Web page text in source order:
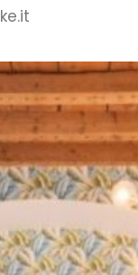
ke.it